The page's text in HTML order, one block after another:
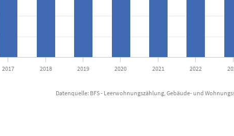
2017 2018 2019 2020 2021 2022
Datenquelle: BFS - Leerwohnungszählung, Gebäude- und